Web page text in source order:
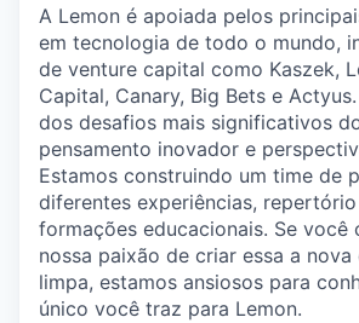
A Lemon é apoiada pelos
em tecnologia de todo o mundo,
de venture capital como Kaszek,
Capital, Canary, Big Bets e
dos desafios mais significativos
pensamento inovador e
Estamos construindo um time de
diferentes experiências,
formações educacionais. Se você
nossa paixão de criar essa a nova
limpa, estamos ansiosos para
único você traz para Lemon.